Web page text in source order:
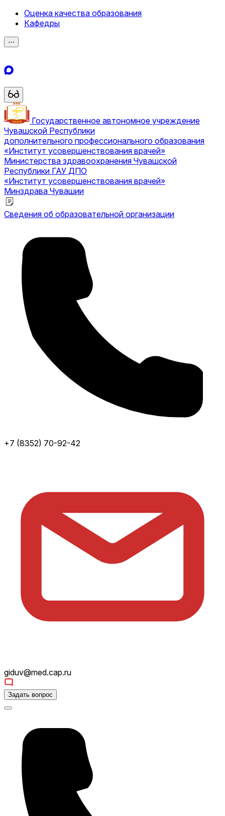
Оценка качества образования
Кафедры
⋯
Государственное автономное учреждение
Чувашской Республики
дополнительного профессионального образования
«Институт усовершенствования врачей»
Министерства здравоохранения Чувашской
Республики ГАУ ДПО
«Институт усовершенствования врачей»
Минздрава Чувашии
Сведения об образовательной организации
+7 (8352) 70-92-42
giduv@med.cap.ru
Задать вопрос